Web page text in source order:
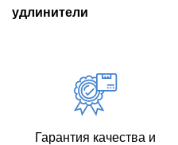
удлинители
Гарантия качества и